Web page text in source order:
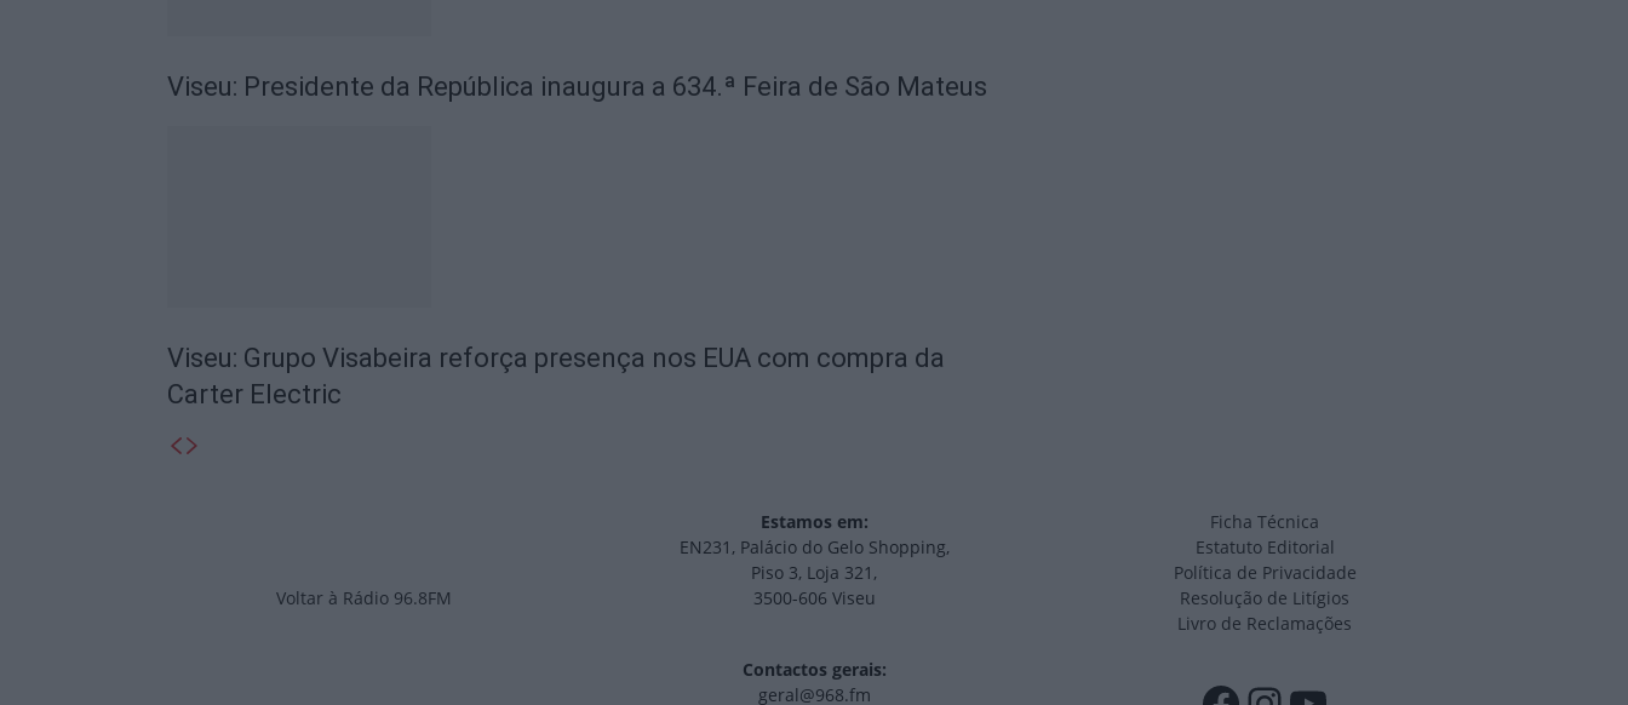
Viseu: Presidente da República inaugura a 634.ª Feira de São Mateus
Viseu: Grupo Visabeira reforça presença nos EUA com compra da
Carter Electric
Voltar à Rádio 96.8FM
Estamos em:
EN231, Palácio do Gelo Shopping,
Piso 3, Loja 321,
3500-606 Viseu
Contactos gerais:
geral@968.fm
Ficha Técnica
Estatuto Editorial
Política de Privacidade
Resolução de Litígios
Livro de Reclamações